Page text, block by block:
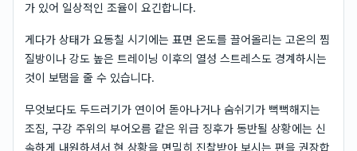
가 있어 일상적인 조율이 요긴합니다.
게다가 상태가 요동칠 시기에는 표면 온도를 끌어올리는 고온의 찜
질방이나 강도 높은 트레이닝 이후의 열성 스트레스도 경계하시는
것이 보탬을 줄 수 있습니다.
무엇보다도 두드러기가 연이어 돋아나거나 숨쉬기가 뻑뻑해지는
조짐, 구강 주위의 부어오름 같은 위급 징후가 동반될 상황에는 신
속하게 내원하셔서 현 상황을 면밀히 진찰받아 보시는 편을 권장합